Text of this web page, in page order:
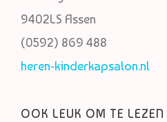
9402LS Assen
(0592) 869 488
heren-kinderkapsalon.nl
OOK LEUK OM TE LEZEN